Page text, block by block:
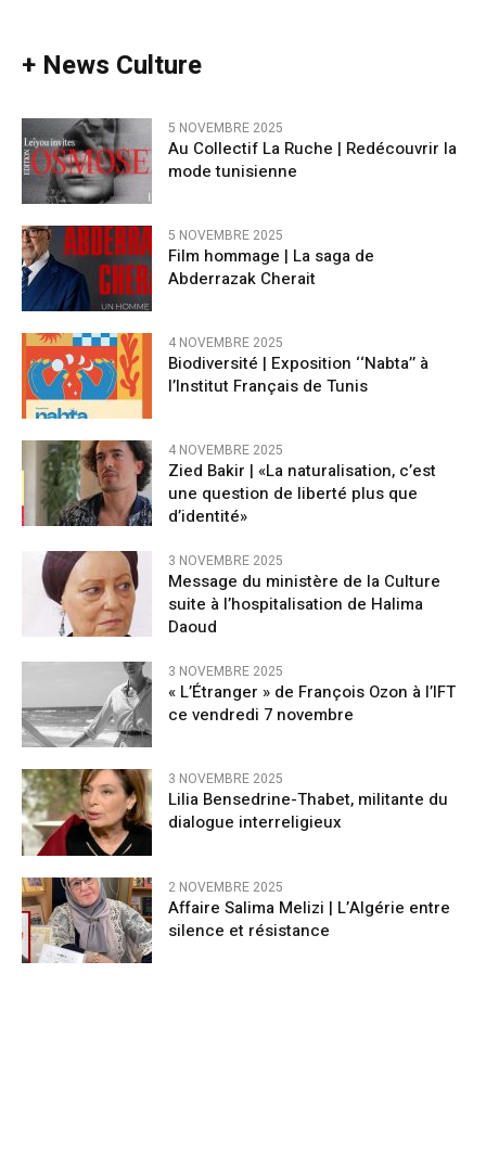
+ News Culture
5 NOVEMBRE 2025
Au Collectif La Ruche | Redécouvrir la
mode tunisienne
5 NOVEMBRE 2025
Film hommage | La saga de
Abderrazak Cherait
4 NOVEMBRE 2025
Biodiversité | Exposition ‘‘Nabta’’ à
l’Institut Français de Tunis
4 NOVEMBRE 2025
Zied Bakir | «La naturalisation, c’est
une question de liberté plus que
d’identité»
3 NOVEMBRE 2025
Message du ministère de la Culture
suite à l’hospitalisation de Halima
Daoud
3 NOVEMBRE 2025
« L’Étranger » de François Ozon à l’IFT
ce vendredi 7 novembre
3 NOVEMBRE 2025
Lilia Bensedrine-Thabet, militante du
dialogue interreligieux
2 NOVEMBRE 2025
Affaire Salima Melizi | L’Algérie entre
silence et résistance